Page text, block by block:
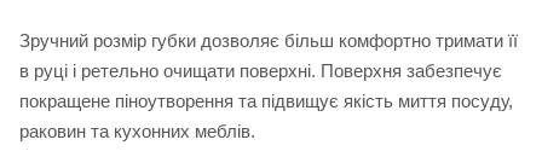
Зручний розмір губки дозволяє більш комфортно тримати її
в руці і ретельно очищати поверхні. Поверхня забезпечує
покращене піноутворення та підвищує якість миття посуду,
раковин та кухонних меблів.